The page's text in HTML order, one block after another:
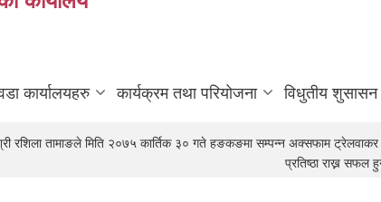
कार्यालयहरु कार्यक्रम तथा परियोजना विधुतीय शुसासन
रशिला तामाङले मिति २०७५ कार्तिक ३० गते हङकङमा सम्पन्न अक्सफाम ट्रेलवाकर
प्रतिष्ठा राख्न सफल